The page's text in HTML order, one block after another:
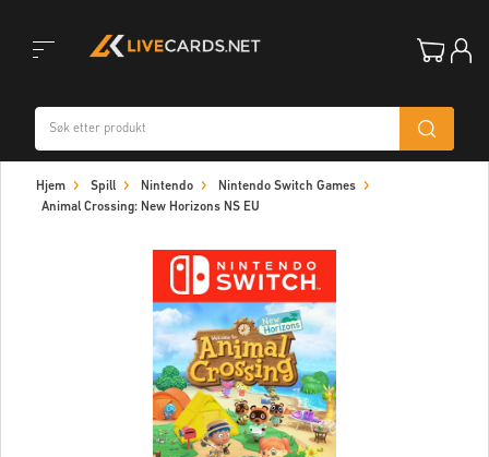
navigation
Hjem Spill Nintendo
Nintendo Switch Games
Animal Crossing: New Horizons NS EU